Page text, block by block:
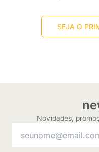
SEJA O
Novidades,